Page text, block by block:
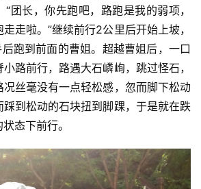
团长，你先跑吧，路跑是我的弱项，
走啦。”继续前行2公里后开始上坡，
跑到前面的曹姐。超越曹姐后，一口
路前行，路遇大石嶙峋，跳过怪石，
丝毫没有一点轻松感，忽而脚下松动
到松动的石块扭到脚踝，于是就在跌
态下前行。